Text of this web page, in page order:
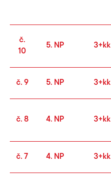
č.
10
5. NP 3+kk
č. 9 5. NP 3+kk
č. 8 4. NP 3+kk
č. 7 4. NP 3+kk